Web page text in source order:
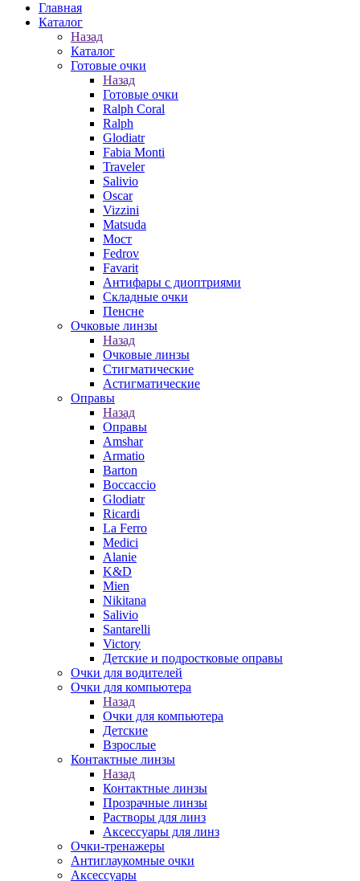
Главная
Каталог
Назад
Каталог
Готовые очки
Назад
Готовые очки
Ralph Coral
Ralph
Glodiatr
Fabia Monti
Traveler
Salivio
Oscar
Vizzini
Matsuda
Мост
Fedrov
Favarit
Антифары с диоптриями
Складные очки
Пенсне
Очковые линзы
Назад
Очковые линзы
Стигматические
Астигматические
Оправы
Назад
Оправы
Amshar
Armatio
Barton
Boccaccio
Glodiatr
Ricardi
La Ferro
Medici
Alanie
K&D
Mien
Nikitana
Salivio
Santarelli
Victory
Детские и подростковые оправы
Очки для водителей
Очки для компьютера
Назад
Очки для компьютера
Детские
Взрослые
Контактные линзы
Назад
Контактные линзы
Прозрачные линзы
Растворы для линз
Аксессуары для линз
Очки-тренажеры
Антиглаукомные очки
Аксессуары